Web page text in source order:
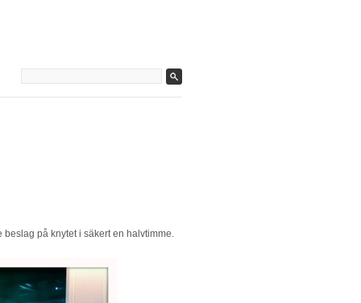
på knytet i säkert en halvtimme.